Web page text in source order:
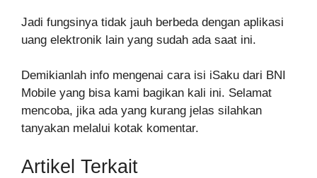
Jadi fungsinya tidak jauh berbeda dengan aplikasi
uang elektronik lain yang sudah ada saat ini.
Demikianlah info mengenai cara isi iSaku dari BNI
Mobile yang bisa kami bagikan kali ini. Selamat
mencoba, jika ada yang kurang jelas silahkan
tanyakan melalui kotak komentar.
Artikel Terkait